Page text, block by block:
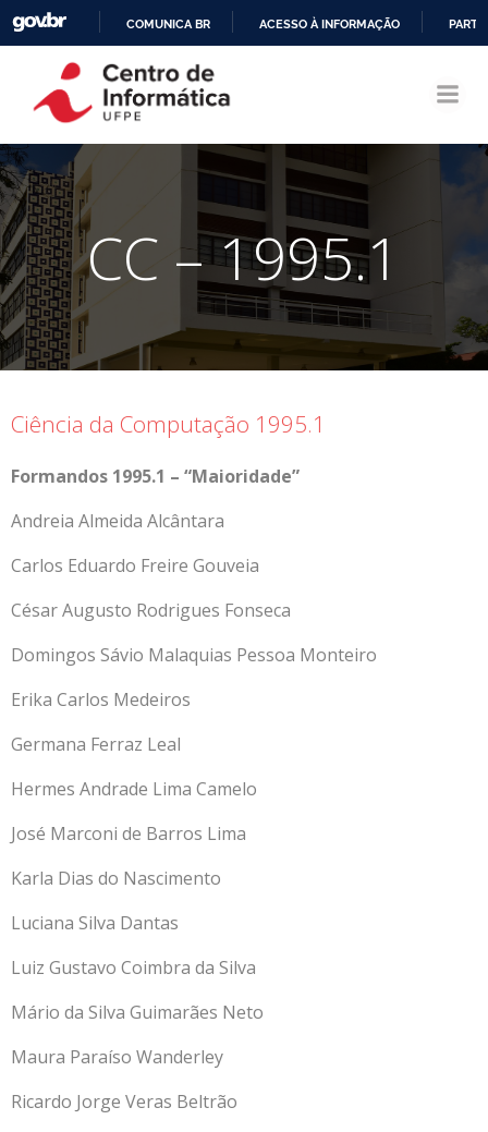
CONTEÚDO
COMUNICA BR ACESSO À INFORMAÇÃO
CC – 1995.1
Ciência da Computação 1995.1
Formandos 1995.1 – “Maioridade”
Andreia Almeida Alcântara
Carlos Eduardo Freire Gouveia
César Augusto Rodrigues Fonseca
Domingos Sávio Malaquias Pessoa Monteiro
Erika Carlos Medeiros
Germana Ferraz Leal
Hermes Andrade Lima Camelo
José Marconi de Barros Lima
Karla Dias do Nascimento
Luciana Silva Dantas
Luiz Gustavo Coimbra da Silva
Mário da Silva Guimarães Neto
Maura Paraíso Wanderley
Ricardo Jorge Veras Beltrão